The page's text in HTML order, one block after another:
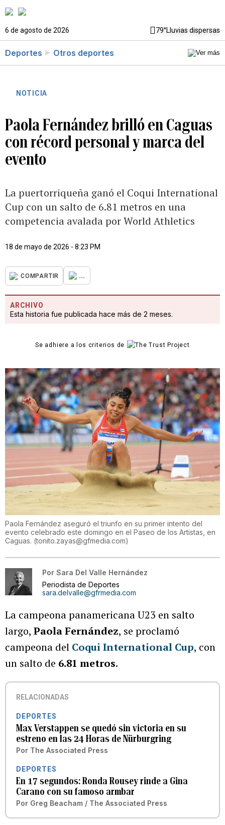
6 de agosto de 2026 79°Lluvias dispersas
Deportes Otros deportes
NOTICIA
Paola Fernández brilló en Caguas
con récord personal y marca del
evento
La puertorriqueña ganó el Coqui International
Cup con un salto de 6.81 metros en una
competencia avalada por World Athletics
18 de mayo de 2026 - 8:23 PM
COMPARTIR ...
ARCHIVO
Esta historia fue publicada hace más de 2 meses.
Se adhiere a los criterios de
Paola Fernández aseguró el triunfo en su primer intento del
evento celebrado este domingo en el Paseo de los Artistas, en
Caguas. (tonito.zayas@gfmedia.com)
Por Sara Del Valle Hernández
Periodista de Deportes
sara.delvalle@gfrmedia.com
La campeona panamericana U23 en salto
largo, Paola Fernández, se proclamó
campeona del Coqui International Cup, con
un salto de 6.81 metros.
RELACIONADAS
DEPORTES
Max Verstappen se quedó sin victoria en su
estreno en las 24 Horas de Nürburgring
Por The Associated Press
DEPORTES
En 17 segundos: Ronda Rousey rinde a Gina
Carano con su famoso armbar
Por Greg Beacham / The Associated Press